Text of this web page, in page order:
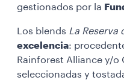
gestionados por la
Los blends La Reserva
excelencia:
Rainforest Alliance y/
seleccionadas y